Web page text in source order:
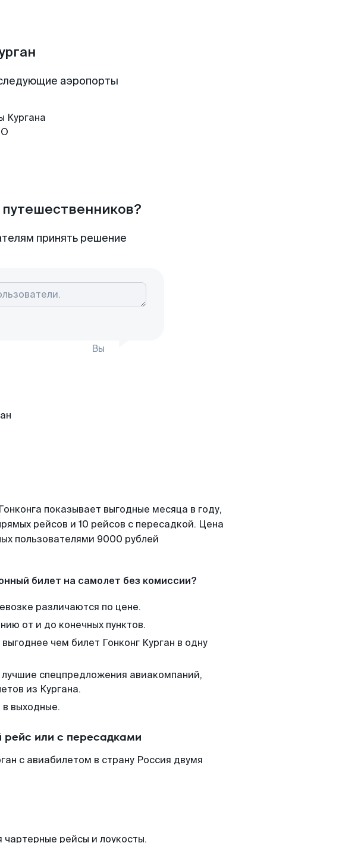
аэропорты
Кургана
путешественников?
принять решение
Вы
показывает выгодные месяца в году,
рейсов и 10 рейсов с пересадкой. Цена
пользователями 9000 рублей
билет на самолет без комиссии?
различаются по цене.
от и до конечных пунктов.
чем билет Гонконг Курган в одну
спецпредложения авиакомпаний,
из Кургана.
выходные.
рейс или с пересадками
с авиабилетом в страну Россия двумя
чартерные рейсы и лоукосты.